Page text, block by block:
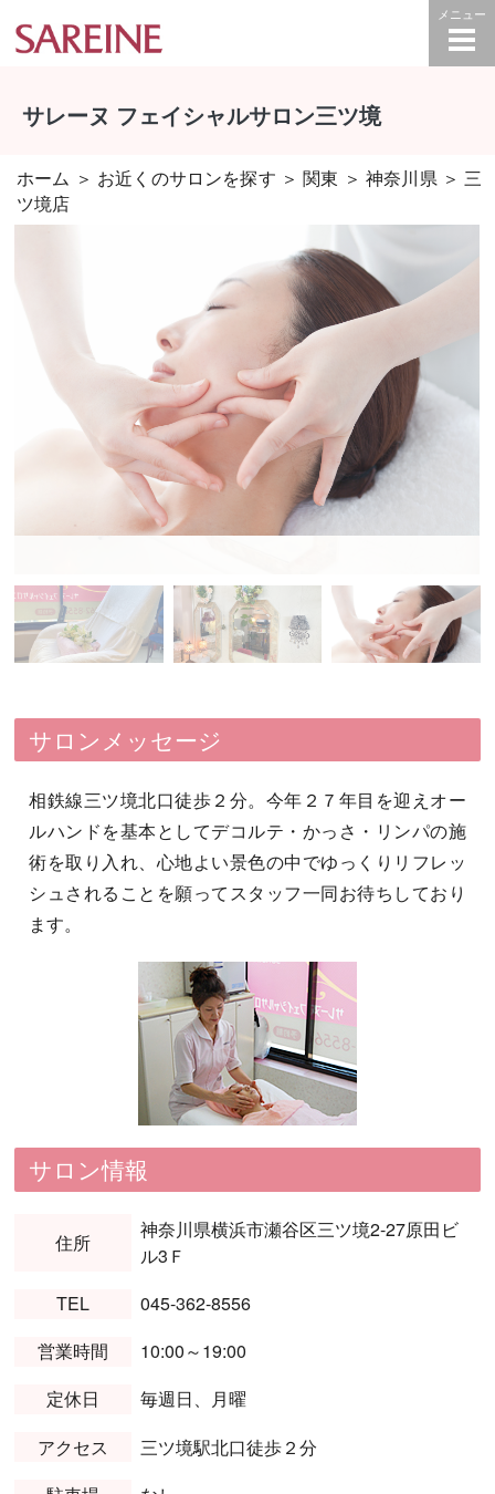
ホーム ＞ お近くのサロンを探す ＞関東 ＞神奈川県 ＞ 三
ツ境店
サレーヌ フェイシャルサロン三ツ境
サロンメッセージ
相鉄線三ツ境北口徒歩２分。今年２７年目を迎えオー
ルハンドを基本としてデコルテ・かっさ・リンパの施
術を取り入れ、心地よい景色の中でゆっくりリフレッ
シュされることを願ってスタッフ一同お待ちしており
ます。
サロン情報
住所
神奈川県横浜市瀬谷区三ツ境2-27原田ビ
ル3Ｆ
TEL
045-362-8556
営業時間
10:00～19:00
定休日
毎週日、月曜
アクセス
三ツ境駅北口徒歩２分